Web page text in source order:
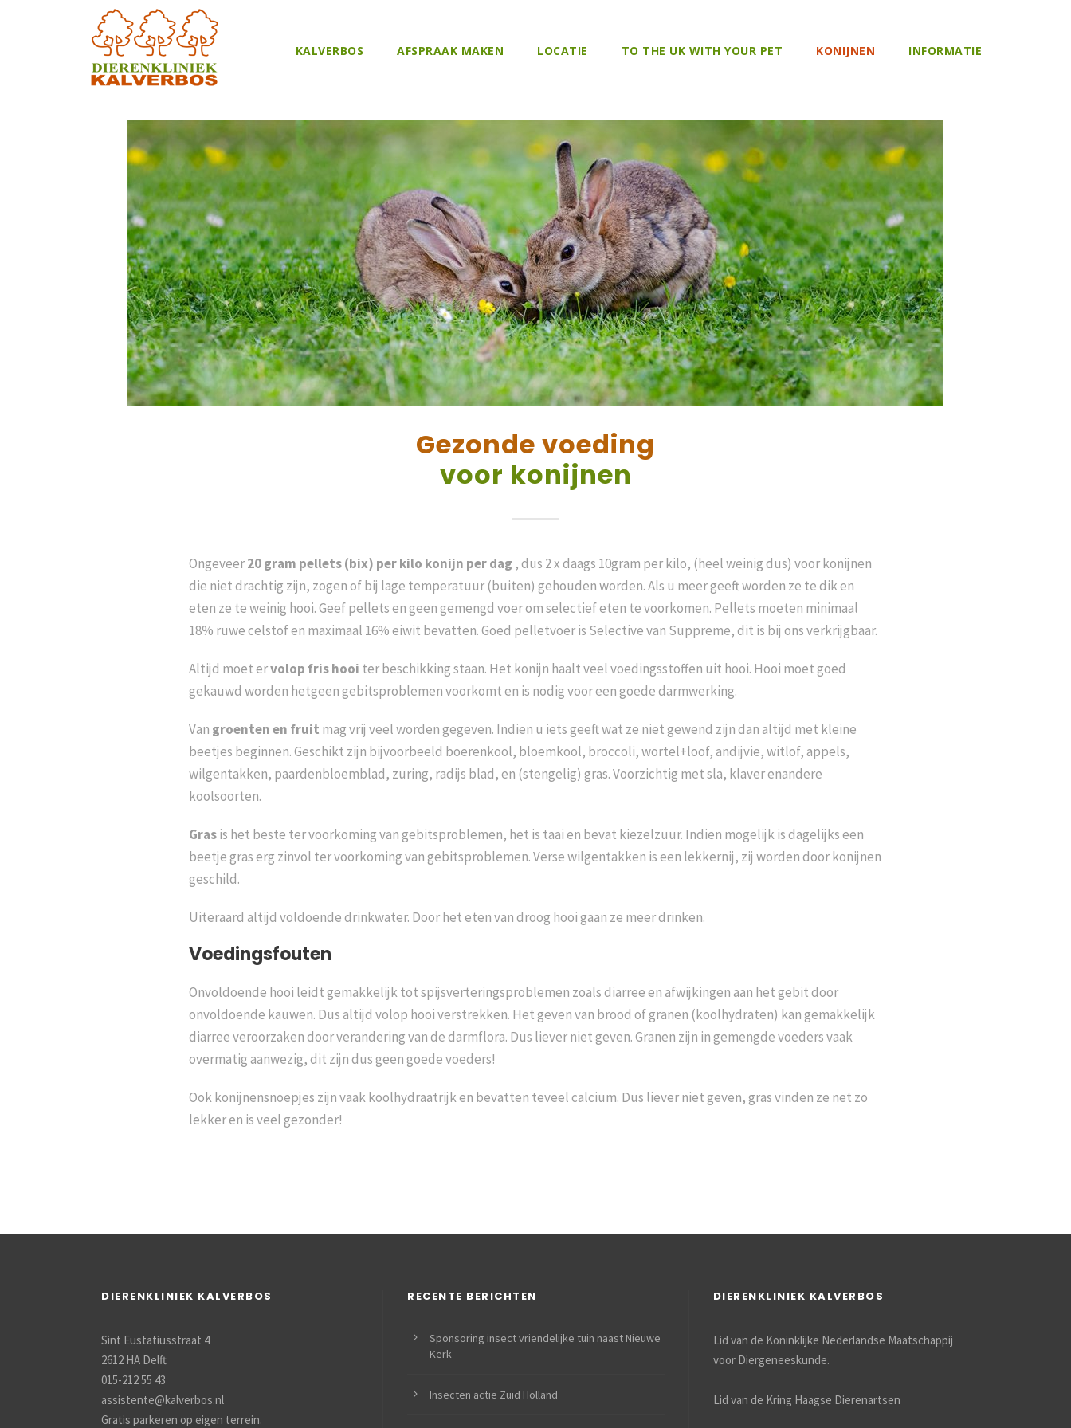
KALVERBOS AFSPRAAK MAKEN LOCATIE TO THE UK WITH YOUR PET KONIJNEN INFORMATIE
Gezonde voeding
voor konijnen
Ongeveer20 gram pellets (bix) per kilo konijn per dag , dus 2 x daags 10gram per kilo, (heel weinig dus) voor konijnen
die niet drachtig zijn, zogen of bij lage temperatuur (buiten) gehouden worden.Als u meer geeft worden ze te dik en
eten ze te weinig hooi. Geef pellets en geen gemengd voer om selectief eten te voorkomen. Pellets moeten minimaal
18% ruwe celstof en maximaal 16% eiwit bevatten. Goed pelletvoer is Selective van Suppreme, dit is bij ons verkrijgbaar.
Altijd moet ervolop fris hooi ter beschikking staan. Het konijn haalt veel voedingsstoffen uit hooi. Hooi moet goed
gekauwd worden hetgeen gebitsproblemen voorkomt en is nodig voor een goede darmwerking.
Van groenten en fruit mag vrij veel worden gegeven. Indien u iets geeft wat ze niet gewend zijn dan altijd met kleine
beetjes beginnen. Geschikt zijn bijvoorbeeld boerenkool, bloemkool, broccoli, wortel+loof, andijvie,witlof, appels,
wilgentakken, paardenbloemblad, zuring, radijs blad, en (stengelig) gras.Voorzichtig met sla, klaver enandere
koolsoorten.
Grasis het beste ter voorkoming van gebitsproblemen, het is taai en bevat kiezelzuur. Indien mogelijk is dagelijks een
beetje gras erg zinvol ter voorkoming van gebitsproblemen.Verse wilgentakken is een lekkernij, zij worden door konijnen
geschild.
Uiteraard altijd voldoende drinkwater. Door het eten van droog hooi gaan ze meer drinken.
Voedingsfouten
Onvoldoende hooi leidt gemakkelijk tot spijsverteringsproblemen zoals diarree en afwijkingen aan het gebitdoor
onvoldoende kauwen. Dus altijd volop hooi verstrekken. Het geven van brood of granen (koolhydraten) kan gemakkelijk
diarree veroorzaken door verandering van de darmflora. Dus liever niet geven. Granen zijn in gemengde voeders vaak
overmatig aanwezig, dit zijn dus geen goede voeders!
Ook konijnensnoepjes zijn vaak koolhydraatrijk en bevatten teveel calcium. Dus liever niet geven, gras vinden ze net zo
lekker en is veel gezonder!
DIERENKLINIEK KALVERBOS
Sint Eustatiusstraat 4
2612 HA Delft
015-212 55 43
assistente@kalverbos.nl
Gratis parkeren op eigen terrein.
RECENTE BERICHTEN
Sponsoring insect vriendelijke tuin naast Nieuwe
Kerk
Insecten actie Zuid Holland
DIERENKLINIEK KALVERBOS
Lid van de Koninklijke Nederlandse Maatschappij
voor Diergeneeskunde.
Lid van de Kring Haagse Dierenartsen